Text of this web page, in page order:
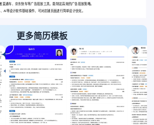
直通车、京东快车等广告投放工具，能制定高效的广告投放策略。
AI等设计软件基础操作，可对店铺页面进行简单设计优化。
更多简历模板